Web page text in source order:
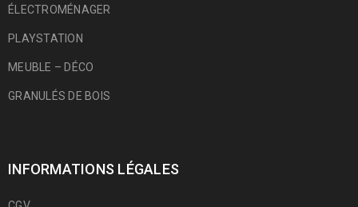
ÉLECTROMÉNAGER
PLAYSTATION
MEUBLE – DÉCO
GRANULÉS DE BOIS
INFORMATIONS LÉGALES